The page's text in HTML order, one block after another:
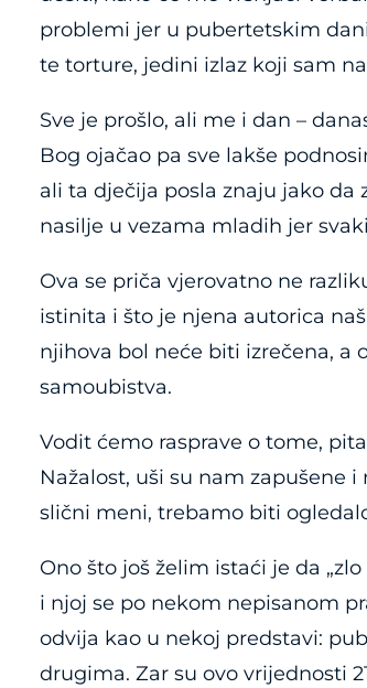
problemi jer u pubertetskim
te torture, jedini izlaz koji sam
Sve je prošlo, ali me i dan –
Bog ojačao pa sve lakše
ali ta dječija posla znaju jako
nasilje u vezama mladih jer
Ova se priča vjerovatno ne
istinita i što je njena autorica
njihova bol neće biti izrečena, a
samoubistva.
Vodit ćemo rasprave o tome,
Nažalost, uši su nam zapušene
slični meni, trebamo biti
Ono što još želim istaći je da
i njoj se po nekom nepisanom
odvija kao u nekoj predstavi:
drugima. Zar su ovo vrijednosti